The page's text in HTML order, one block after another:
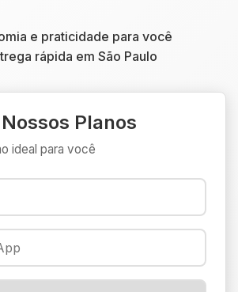
e praticidade para você
rápida em São Paulo
Planos
ideal para você